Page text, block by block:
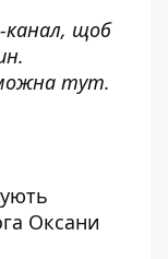
канал, щоб
тут.
Оксани